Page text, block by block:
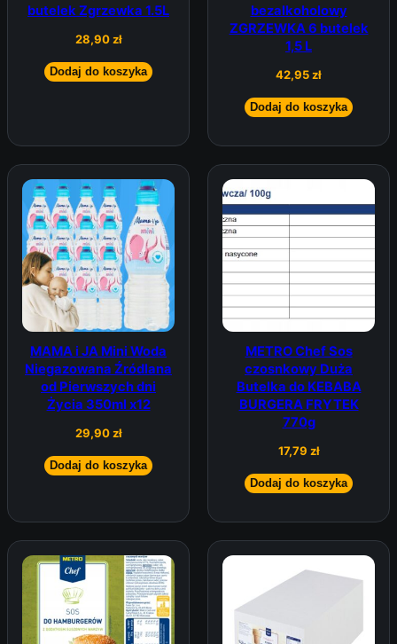
butelek Zgrzewka 1.5L
28,90zł
Dodaj do koszyka
bezalkoholowy
ZGRZEWKA 6 butelek
1,5 L
42,95zł
Dodaj do koszyka
MAMA i JA Mini Woda
Niegazowana Źródlana
od Pierwszych dni
Życia 350ml x12
29,90zł
Dodaj do koszyka
METRO Chef Sos
czosnkowy Duża
Butelka do KEBABA
BURGERA FRYTEK
770g
17,79 zł
Dodaj do koszyka